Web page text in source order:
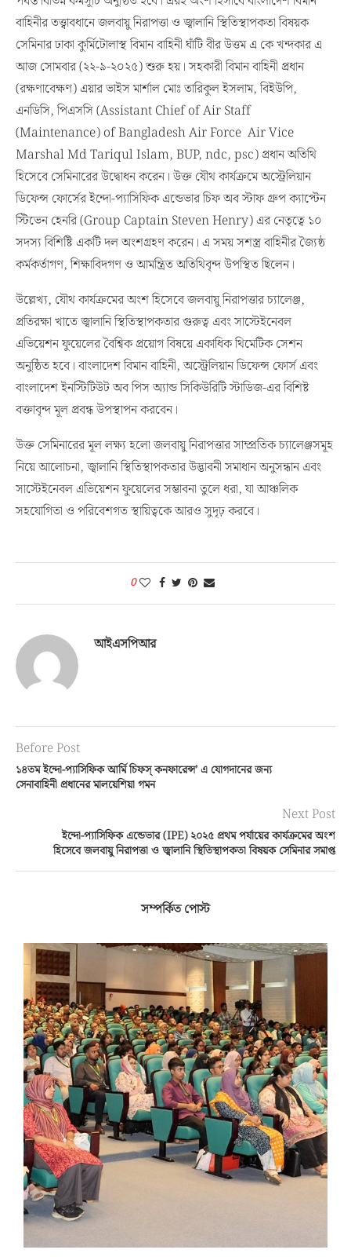
বাহিনীর তত্ত্বাবধানে জলবায়ু নিরাপত্তা ও জ্বালানি স্থিতিস্থাপকতা বিষয়ক
সেমিনার ঢাকা কুর্মিটোলাস্থ বিমান বাহিনী ঘাঁটি বীর উত্তম এ কে খন্দকার এ
আজ সোমবার (২২-৯-২০২৫) শুরু হয়। সহকারী বিমান বাহিনী প্রধান
(রক্ষণাবেক্ষণ) এয়ার ভাইস মার্শাল মোঃ তারিকুল ইসলাম, বিইউপি,
এনডিসি, পিএসসি (Assistant Chief of Air Staff
(Maintenance) of Bangladesh Air Force Air Vice
Marshal Md Tariqul Islam, BUP, ndc, psc) প্রধান অতিথি
হিসেবে সেমিনারের উদ্বোধন করেন। উক্ত যৌথ কার্যক্রমে অস্ট্রেলিয়ান
ডিফেন্স ফোর্সের ইন্দো-প্যাসিফিক এন্ডেভার চিফ অব স্টাফ গ্রুপ ক্যাপ্টেন
স্টিভেন হেনরি (Group Captain Steven Henry) এর নেতৃত্বে ১০
সদস্য বিশিষ্টি একটি দল অংশগ্রহণ করেন। এ সময় সশস্ত্র বাহিনীর জ্যৈষ্ঠ
কর্মকর্তাগণ, শিক্ষাবিদগণ ও আমন্ত্রিত অতিথিবৃন্দ উপস্থিত ছিলেন।
উল্লেখ্য, যৌথ কার্যক্রমের অংশ হিসেবে জলবায়ু নিরাপত্তার চ্যালেঞ্জ,
প্রতিরক্ষা খাতে জ্বালানি স্থিতিস্থাপকতার গুরুত্ব এবং সাস্টেইনেবল
এভিয়েশন ফুয়েলের বৈশ্বিক প্রয়োগ বিষয়ে একাধিক থিমেটিক সেশন
অনুষ্ঠিত হবে। বাংলাদেশ বিমান বাহিনী, অস্ট্রেলিয়ান ডিফেন্স ফোর্স এবং
বাংলাদেশ ইনস্টিটিউট অব পিস অ্যান্ড সিকিউরিটি স্টাডিজ-এর বিশিষ্ট
বক্তাবৃন্দ মূল প্রবন্ধ উপস্থাপন করবেন।
উক্ত সেমিনারের মূল লক্ষ্য হলো জলবায়ু নিরাপত্তার সাম্প্রতিক চ্যালেঞ্জসমূহ
নিয়ে আলোচনা, জ্বালানি স্থিতিস্থাপকতার উদ্ভাবনী সমাধান অনুসন্ধান এবং
সাস্টেইনেবল এভিয়েশন ফুয়েলের সম্ভাবনা তুলে ধরা, যা আঞ্চলিক
সহযোগিতা ও পরিবেশগত স্থায়িত্বকে আরও সুদৃঢ় করবে।
0
আইএসপিআর
Before Post
১৪তম ইন্দো-প্যাসিফিক আর্মি চিফস্ কনফারেন্স’ এ যোগদানের জন্য
সেনাবাহিনী প্রধানের মালয়েশিয়া গমন
Next Post
ইন্দো-প্যাসিফিক এন্ডেভার (IPE) ২০২৫ প্রথম পর্যায়ের কার্যক্রমের অংশ
হিসেবে জলবায়ু নিরাপত্তা ও জ্বালানি স্থিতিস্থাপকতা বিষয়ক সেমিনার সমাপ্ত
সম্পর্কিত পোস্ট